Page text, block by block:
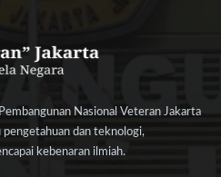
Nasional Veteran Jakarta
dan teknologi,
kebenaran ilmiah.